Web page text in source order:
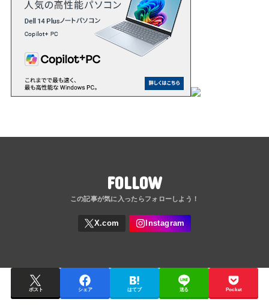
FOLLOW
ポスト シェア はてブ 送る Pocket